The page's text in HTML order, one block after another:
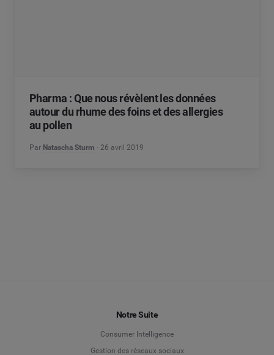
Pharma : Que nous révèlent les données
autour du rhume des foins et des allergies
au pollen
Par Natascha Sturm 26 avril 2019
Notre Suite
Consumer Intelligence
Gestion des réseaux sociaux